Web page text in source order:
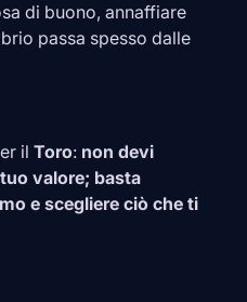
di buono, annaffiare
passa spesso dalle
il Toro: non devi
valore; basta
e scegliere ciò che ti